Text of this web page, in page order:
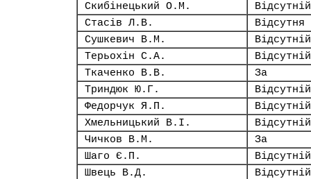
Скибінецький О.М.
Відсутній
Стасів Л.В.
Відсутня
Сушкевич В.М.
Відсутній
Терьохін С.А.
Відсутній
Ткаченко В.В.
За
Триндюк Ю.Г.
Відсутній
Федорчук Я.П.
Відсутній
Хмельницький В.І.
Відсутній
Чичков В.М.
За
Шаго Є.П.
Відсутній
Швець В.Д.
Відсутній